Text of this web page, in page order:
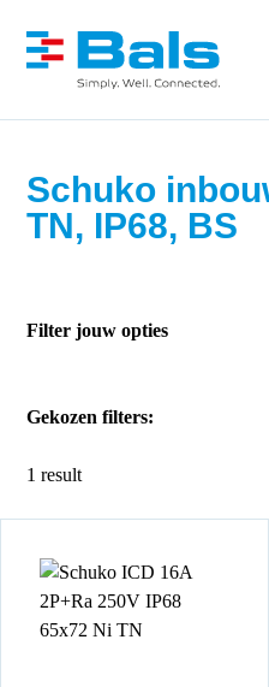
Schuko
TN, IP68, BS
Filter jouw opties
Gekozen filters:
1 result